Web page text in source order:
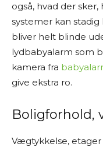
også, hvad der
systemer kan
bliver helt blinde
lydbabyalarm som
kamera fra
give ekstra ro.
Boligforhold,
Vægtykkelse,